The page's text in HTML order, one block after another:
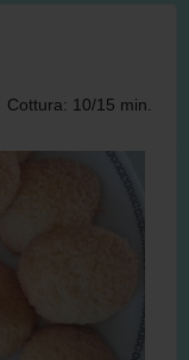
Cottura: 10/15 min.